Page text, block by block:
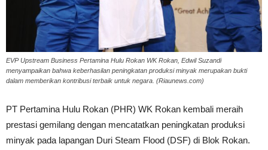
EVP Upstream Business Pertamina Hulu Rokan WK Rokan, Edwil Suzandi
menyampaikan bahwa keberhasilan peningkatan produksi minyak merupakan bukti
dalam memberikan kontribusi terbaik untuk negara. (Riaunews.com)
PT Pertamina Hulu Rokan (PHR) WK Rokan kembali meraih
prestasi gemilang dengan mencatatkan peningkatan produksi
minyak pada lapangan Duri Steam Flood (DSF) di Blok Rokan.